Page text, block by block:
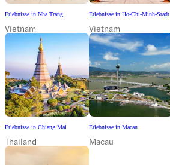
Erlebnisse in Nha Trang
Vietnam
Erlebnisse in Ho-Chi-Minh-Stadt
Vietnam
Erlebnisse in Chiang Mai
Thailand
Erlebnisse in Macau
Macau